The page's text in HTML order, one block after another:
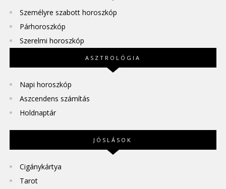
Személyre szabott horoszkóp
Párhoroszkóp
Szerelmi horoszkóp
ASZTROLÓGIA
Napi horoszkóp
Aszcendens számítás
Holdnaptár
JÓSLÁSOK
Cigánykártya
Tarot